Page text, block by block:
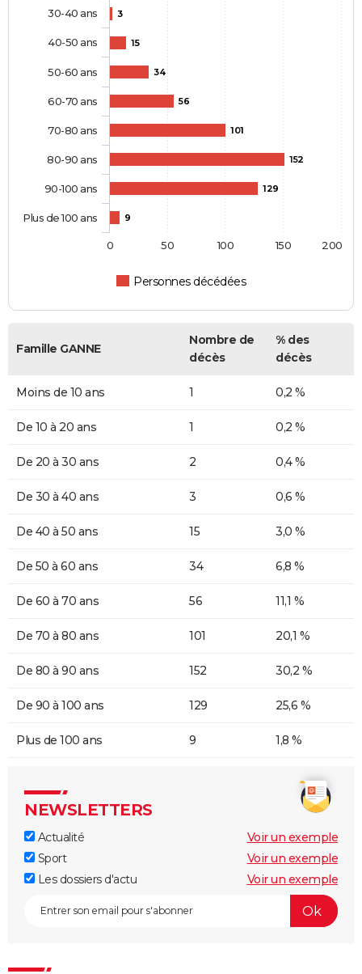
3
15
34
56
101
152
129
9
Personnes décédées
30-40 ans
40-50 ans
50-60 ans
60-70 ans
70-80 ans
80-90 ans
90-100 ans
Plus de 100 ans
0 50 100 150 200
Famille GANNE
Nombre de
décès
% des
décès
Moins de 10 ans 1 0,2 %
De 10 à 20 ans 1 0,2 %
De 20 à 30 ans 2 0,4 %
De 30 à 40 ans 3 0,6 %
De 40 à 50 ans 15 3,0 %
De 50 à 60 ans 34 6,8 %
De 60 à 70 ans 56 11,1 %
De 70 à 80 ans 101 20,1 %
De 80 à 90 ans 152 30,2 %
De 90 à 100 ans 129 25,6 %
Plus de 100 ans 9 1,8 %
NEWSLETTERS
Actualité
Voir un exemple
Sport
Voir un exemple
Les dossiers d'actu
Voir un exemple